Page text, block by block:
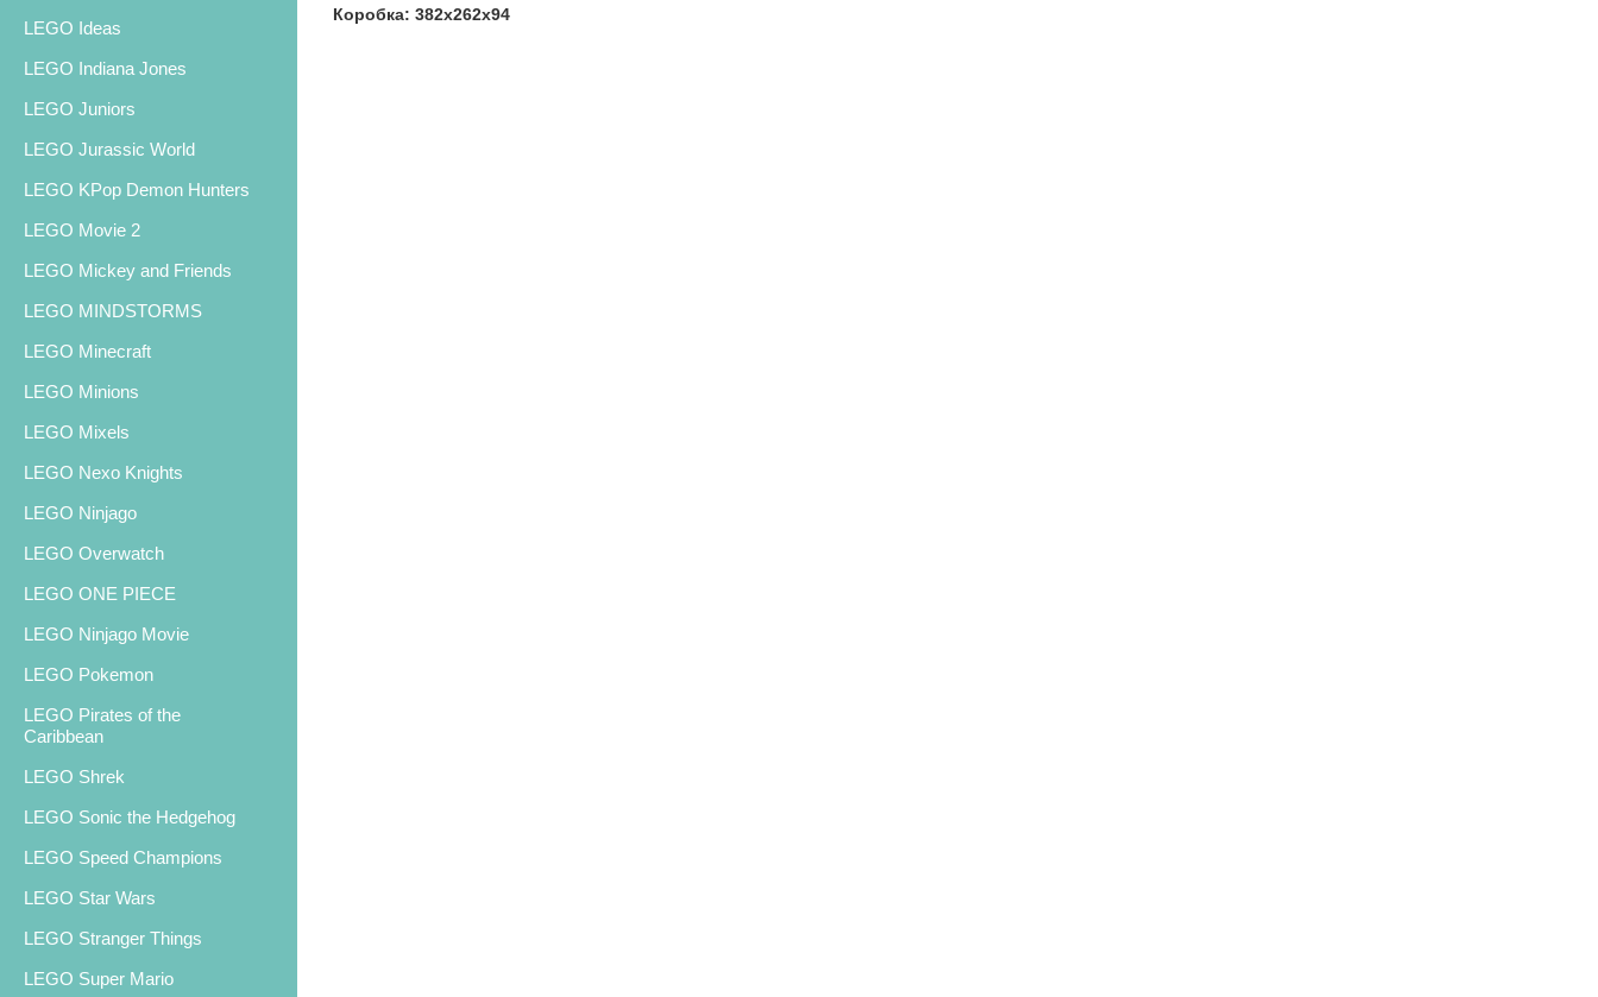
LEGO Ideas
LEGO Indiana Jones
LEGO Juniors
LEGO Jurassic World
LEGO KPop Demon Hunters
LEGO Movie 2
LEGO Mickey and Friends
LEGO MINDSTORMS
LEGO Minecraft
LEGO Minions
LEGO Mixels
LEGO Nexo Knights
LEGO Ninjago
LEGO Overwatch
LEGO ONE PIECE
LEGO Ninjago Movie
LEGO Pokemon
LEGO Pirates of the
Caribbean
LEGO Shrek
LEGO Sonic the Hedgehog
LEGO Speed Champions
LEGO Star Wars
LEGO Stranger Things
LEGO Super Mario
Коробка: 382х262х94